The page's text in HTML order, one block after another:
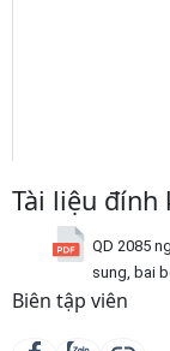
Tài liệu đính
QD 2085
sung, bai
Biên tập viên